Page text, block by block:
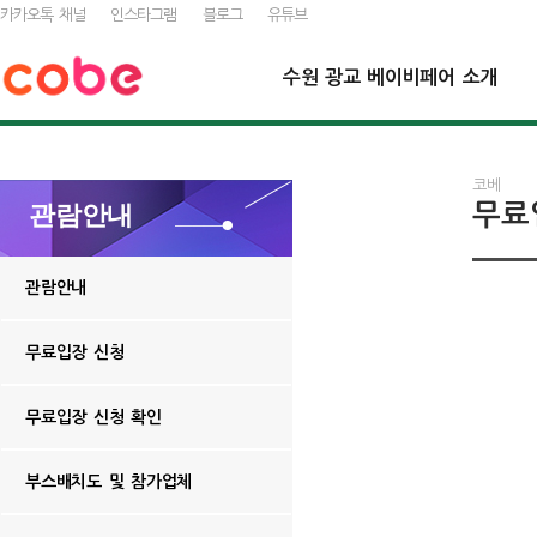
카카오톡 채널 인스타그램 블로그 유튜브
수원 광교 베이비페어 소개
관람안내
관람안내
무료입장 신청
무료입장 신청 확인
부스배치도 및 참가업체
코베
무료